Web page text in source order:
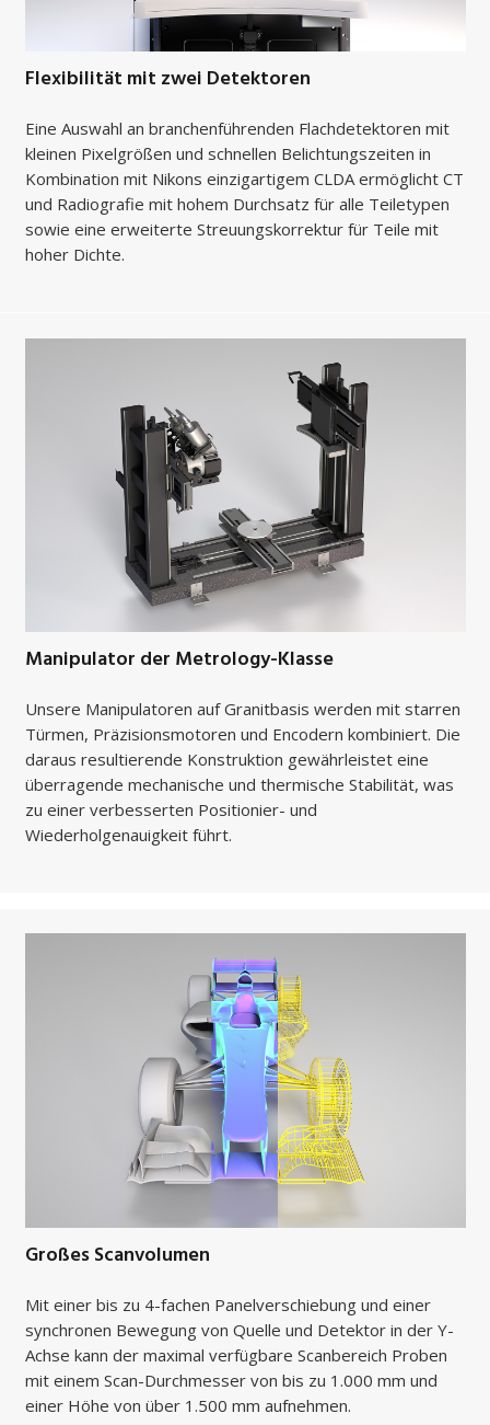
Flexibilität mit zwei Detektoren
Eine Auswahl an branchenführenden Flachdetektoren mit
kleinen Pixelgrößen und schnellen Belichtungszeiten in
Kombination mit Nikons einzigartigem CLDA ermöglicht CT
und Radiografie mit hohem Durchsatz für alle Teiletypen
sowie eine erweiterte Streuungskorrektur für Teile mit
hoher Dichte.
Manipulator der Metrology-Klasse
Unsere Manipulatoren auf Granitbasis werden mit starren
Türmen, Präzisionsmotoren und Encodern kombiniert. Die
daraus resultierende Konstruktion gewährleistet eine
überragende mechanische und thermische Stabilität, was
zu einer verbesserten Positionier- und
Wiederholgenauigkeit führt.
Großes Scanvolumen
Mit einer bis zu 4-fachen Panelverschiebung und einer
synchronen Bewegung von Quelle und Detektor in der Y-
Achse kann der maximal verfügbare Scanbereich Proben
mit einem Scan-Durchmesser von bis zu 1.000 mm und
einer Höhe von über 1.500 mm aufnehmen.